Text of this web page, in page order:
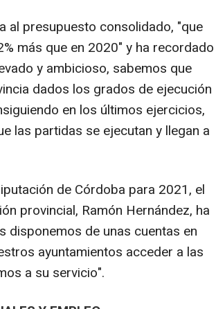
al presupuesto consolidado, "que
más que en 2020" y ha recordado
y ambicioso, sabemos que
dados los grados de ejecución
en los últimos ejercicios,
las partidas se ejecutan y llegan a
de Córdoba para 2021, el
provincial, Ramón Hernández, ha
disponemos de unas cuentas en
ayuntamientos acceder a las
a su servicio".